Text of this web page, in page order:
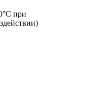
при